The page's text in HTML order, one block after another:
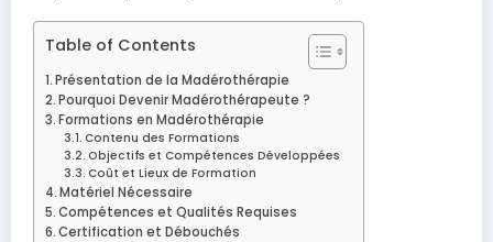
Table of Contents
Présentation de la Madérothérapie
Pourquoi Devenir Madérothérapeute ?
Formations en Madérothérapie
Contenu des Formations
Objectifs et Compétences Développées
Coût et Lieux de Formation
Matériel Nécessaire
Compétences et Qualités Requises
Certification et Débouchés